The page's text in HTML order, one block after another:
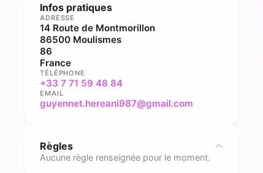
Infos pratiques
ADRESSE
14 Route de Montmorillon
86500 Moulismes
86
France
TÉLÉPHONE
+33 7 71 59 48 84
EMAIL
guyennet.hereani987@gmail.com
Règles
Aucune règle renseignée pour le moment.